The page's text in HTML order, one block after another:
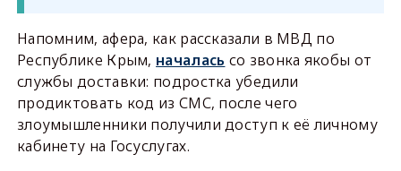
Напомним, афера, как рассказали в МВД по
Республике Крым, началась со звонка якобы от
службы доставки: подростка убедили
продиктовать код из СМС, после чего
злоумышленники получили доступ к её личному
кабинету на Госуслугах.